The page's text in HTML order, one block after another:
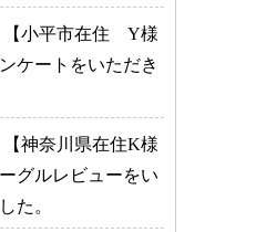
【小平市在住 Y様
ケートをいただき
【神奈川県在住K様
グルレビューをい
た。